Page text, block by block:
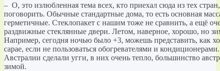
– О, это излюбленная тема всех, кто приехал сюда из тех
поговорить. Обычные стандартные дома, то есть основная
герметичные. Стеклопакет с нашим тоже не сравнить, а ещё
раздвижные стеклянные двери. Летом, наверное, хорошо, но
Например, сегодня ночью было +3, можешь представить, как
сарае, если не пользоваться обогревателями и
Австралии сделали угги, в них очень тепло, большинство
зимой.